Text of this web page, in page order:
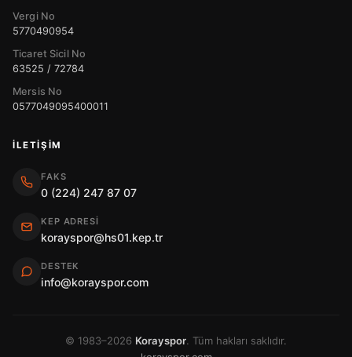
Vergi No
5770490954
Ticaret Sicil No
63525 / 72784
Mersis No
0577049095400011
İLETIŞIM
FAKS
0 (224) 247 87 07
KEP ADRESI
korayspor@hs01.kep.tr
DESTEK
info@korayspor.com
© 1983–2026 Korayspor. Tüm hakları saklıdır.